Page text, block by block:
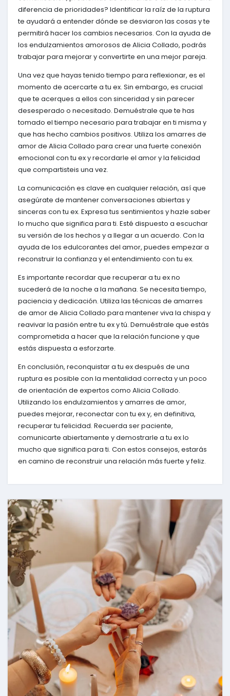
diferencia de prioridades? Identificar la raíz de la ruptura
te ayudará a entender dónde se desviaron las cosas y te
permitirá hacer los cambios necesarios. Con la ayuda de
los endulzamientos amorosos de Alicia Collado, podrás
trabajar para mejorar y convertirte en una mejor pareja.
Una vez que hayas tenido tiempo para reflexionar, es el
momento de acercarte a tu ex. Sin embargo, es crucial
que te acerques a ellos con sinceridad y sin parecer
desesperado o necesitado. Demuéstrale que te has
tomado el tiempo necesario para trabajar en ti misma y
que has hecho cambios positivos. Utiliza los amarres de
amor de Alicia Collado para crear una fuerte conexión
emocional con tu ex y recordarle el amor y la felicidad
que compartisteis una vez.
La comunicación es clave en cualquier relación, así que
asegúrate de mantener conversaciones abiertas y
sinceras con tu ex. Expresa tus sentimientos y hazle saber
lo mucho que significa para ti. Esté dispuesto a escuchar
su versión de los hechos y a llegar a un acuerdo. Con la
ayuda de los edulcorantes del amor, puedes empezar a
reconstruir la confianza y el entendimiento con tu ex.
Es importante recordar que recuperar a tu ex no
sucederá de la noche a la mañana. Se necesita tiempo,
paciencia y dedicación. Utiliza las técnicas de amarres
de amor de Alicia Collado para mantener viva la chispa y
reavivar la pasión entre tu ex y tú. Demuéstrale que estás
comprometida a hacer que la relación funcione y que
estás dispuesta a esforzarte.
En conclusión, reconquistar a tu ex después de una
ruptura es posible con la mentalidad correcta y un poco
de orientación de expertos como Alicia Collado.
Utilizando los endulzamientos y amarres de amor,
puedes mejorar, reconectar con tu ex y, en definitiva,
recuperar tu felicidad. Recuerda ser paciente,
comunicarte abiertamente y demostrarle a tu ex lo
mucho que significa para ti. Con estos consejos, estarás
en camino de reconstruir una relación más fuerte y feliz.